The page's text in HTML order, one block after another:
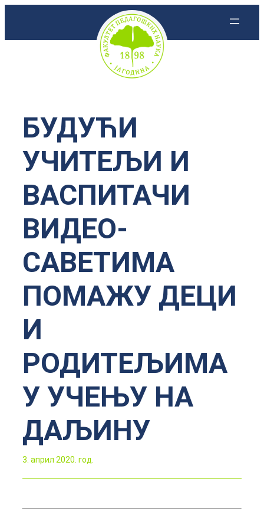
БУДУЋИ
УЧИТЕЉИ И
ВАСПИТАЧИ
ВИДЕО-
САВЕТИМА
ПОМАЖУ ДЕЦИ
И
РОДИТЕЉИМА
У УЧЕЊУ НА
ДАЉИНУ
3. април 2020. год.